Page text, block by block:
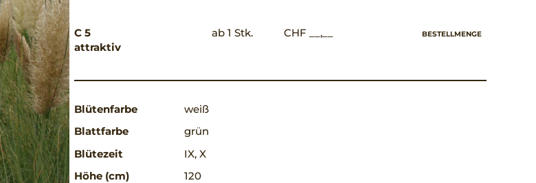
C 5
attraktiv
ab 1 Stk. CHF __,__ BESTELLMENGE
Blütenfarbe
weiß
Blattfarbe
grün
Blütezeit
IX, X
Höhe (cm)
120